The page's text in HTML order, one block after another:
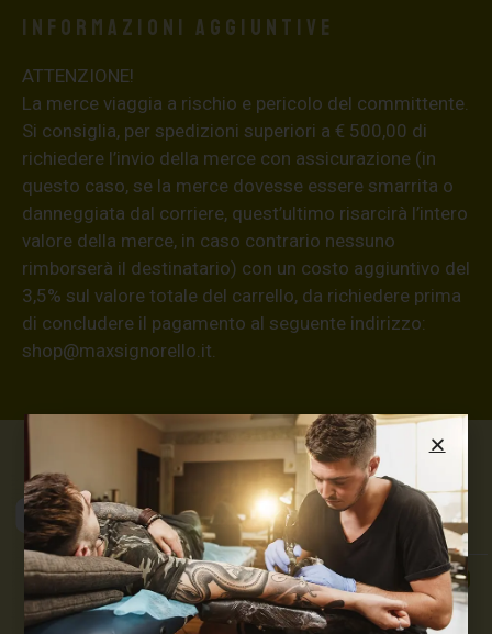
Informazioni aggiuntive
ATTENZIONE!
La merce viaggia a rischio e pericolo del committente.
Si consiglia, per spedizioni superiori a € 500,00 di
richiedere l’invio della merce con assicurazione (in
questo caso, se la merce dovesse essere smarrita o
danneggiata dal corriere, quest’ultimo risarcirà l’intero
valore della merce, in caso contrario nessuno
rimborserà il destinatario) con un costo aggiuntivo del
3,5% sul valore totale del carrello, da richiedere prima
di concludere il pagamento al seguente indirizzo:
shop@maxsignorello.it
Max Signorello
Tattoo Supply
TUTTO PER IL TUO
TATTOO STUDIO